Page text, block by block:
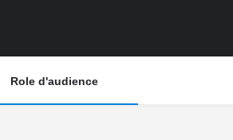
Role d'audience